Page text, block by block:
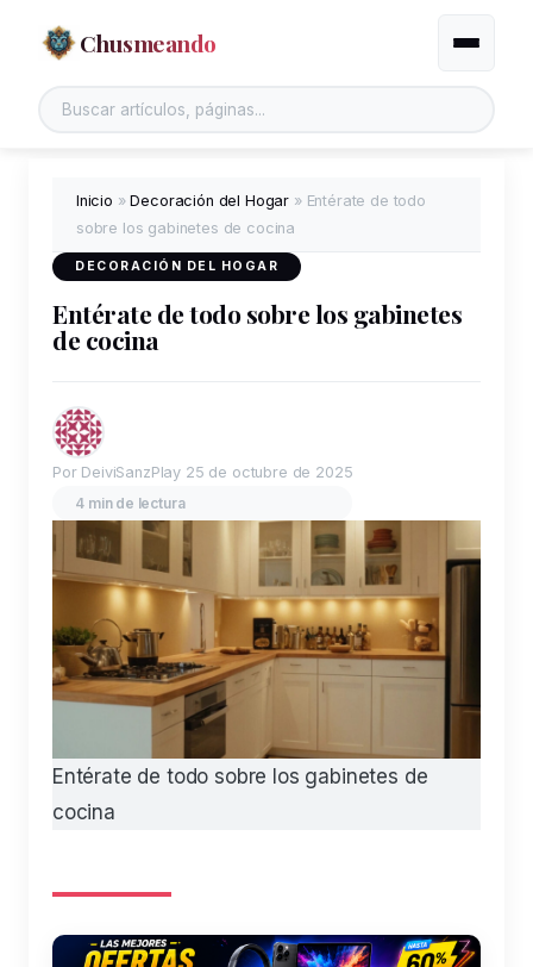
Chusmeando Alternar
Inicio »Decoración del Hogar » Entérate de todo
sobre los gabinetes de cocina
DECORACIÓN DEL HOGAR
Entérate de todo sobre los gabinetes
de cocina
Por DeiviSanzPlay 25 de octubre de 2025
4 min de lectura
Entérate de todo sobre los gabinetes de
cocina